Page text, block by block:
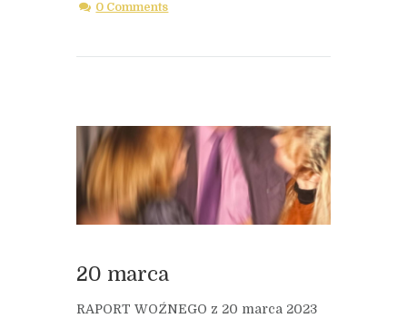
0 Comments
20 marca
RAPORT WOŹNEGO z 20 marca 2023